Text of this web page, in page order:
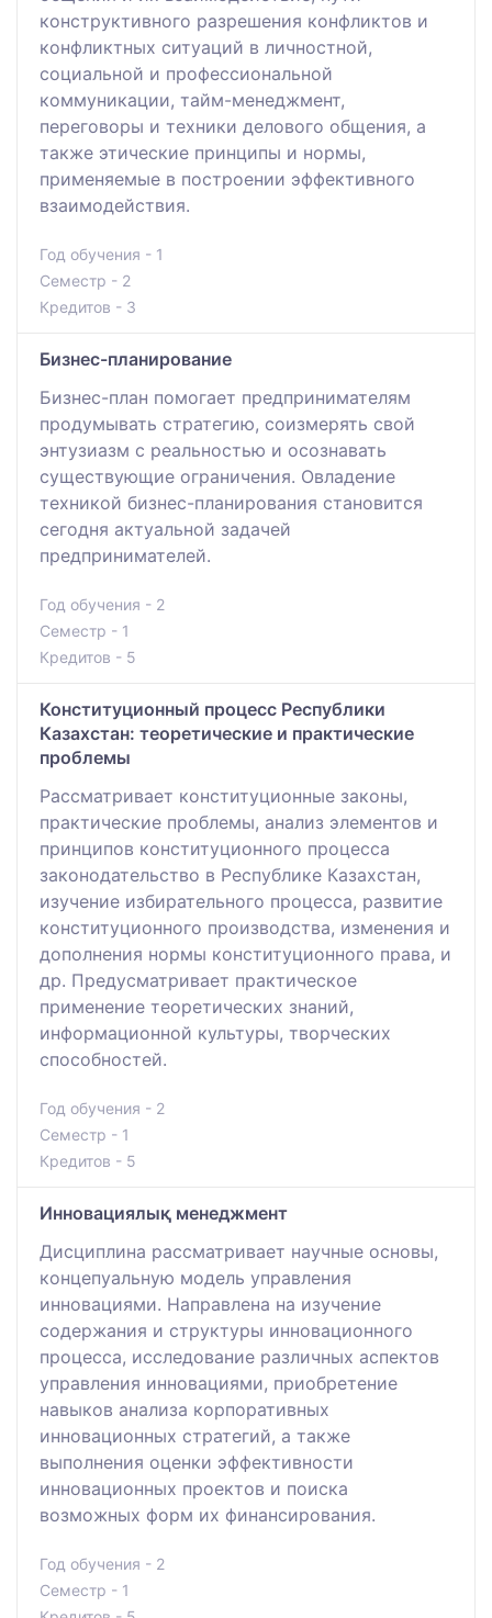
конструктивного разрешения конфликтов и
конфликтных ситуаций в личностной,
социальной и профессиональной
коммуникации, тайм-менеджмент,
переговоры и техники делового общения, а
также этические принципы и нормы,
применяемые в построении эффективного
взаимодействия.
Год обучения - 1
Семестр - 2
Кредитов - 3
Бизнес-планирование
Бизнес-план помогает предпринимателям
продумывать стратегию, соизмерять свой
энтузиазм с реальностью и осознавать
существующие ограничения. Овладение
техникой бизнес-планирования становится
сегодня актуальной задачей
предпринимателей.
Год обучения - 2
Семестр - 1
Кредитов - 5
Конституционный процесс Республики
Казахстан: теоретические и практические
проблемы
Рассматривает конституционные законы,
практические проблемы, анализ элементов и
принципов конституционного процесса
законодательство в Республике Казахстан,
изучение избирательного процесса, развитие
конституционного производства, изменения и
дополнения нормы конституционного права, и
др. Предусматривает практическое
применение теоретических знаний,
информационной культуры, творческих
способностей.
Год обучения - 2
Семестр - 1
Кредитов - 5
Инновациялық менеджмент
Дисциплина рассматривает научные основы,
концепуальную модель управления
инновациями. Направлена на изучение
содержания и структуры инновационного
процесса, исследование различных аспектов
управления инновациями, приобретение
навыков анализа корпоративных
инновационных стратегий, а также
выполнения оценки эффективности
инновационных проектов и поиска
возможных форм их финансирования.
Год обучения - 2
Семестр - 1